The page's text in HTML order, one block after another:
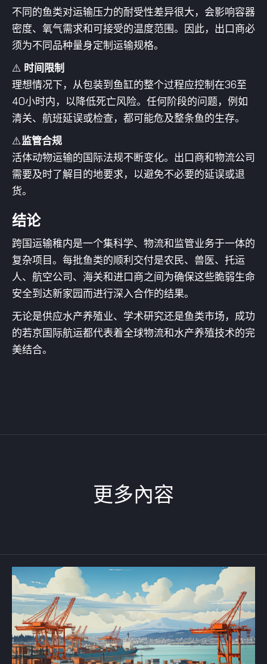
不同的鱼类对运输压力的耐受性差异很大，会影响容器
密度、氧气需求和可接受的温度范围。因此，出口商必
须为不同品种量身定制运输规格。
⚠️ 时间限制
理想情况下，从包装到鱼缸的整个过程应控制在36至
40小时内，以降低死亡风险。任何阶段的问题，例如
清关、航班延误或检查，都可能危及整条鱼的生存。
⚠️监管合规
活体动物运输的国际法规不断变化。出口商和物流公司
需要及时了解目的地要求，以避免不必要的延误或退
货。
结论
跨国运输稚内是一个集科学、物流和监管业务于一体的
复杂项目。每批鱼类的顺利交付是农民、兽医、托运
人、航空公司、海关和进口商之间为确保这些脆弱生命
安全到达新家园而进行深入合作的结果。
无论是供应水产养殖业、学术研究还是鱼类市场，成功
的若京国际航运都代表着全球物流和水产养殖技术的完
美结合。
更多內容